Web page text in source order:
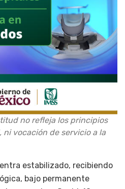
no refleja los principios
vocación de servicio a la
estabilizado, recibiendo
bajo permanente